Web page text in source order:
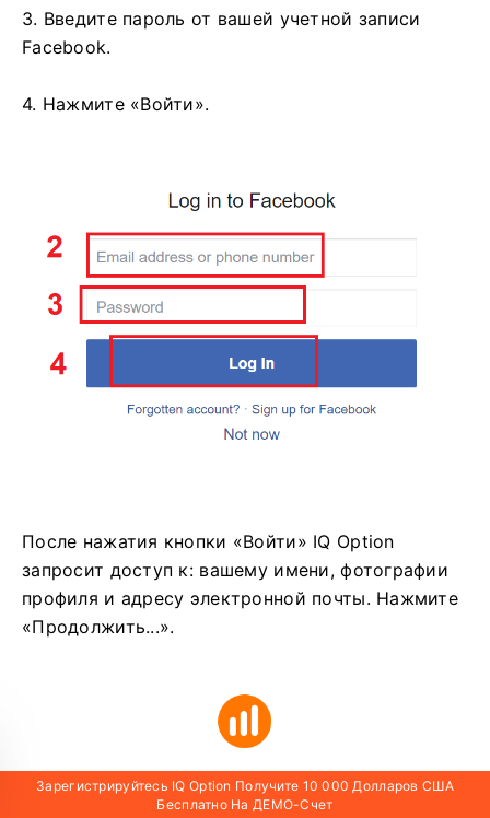
3. Введите пароль от вашей учетной записи
Facebook.
4. Нажмите «Войти».
После нажатия кнопки «Войти» IQ Option
запросит доступ к: вашему имени, фотографии
профиля и адресу электронной почты. Нажмите
«Продолжить...».
Зарегистрируйтесь IQ Option Получите 10 000 Долларов США
Бесплатно На ДЕМО-Счет